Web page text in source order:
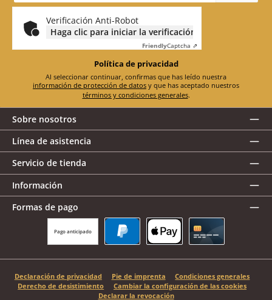
electrónico
Verificación Anti-Robot
Haga clic para iniciar la verificación
FriendlyCaptcha ⇗
Política de privacidad
información de protección de datos
términos y condiciones generales.
Sobre nosotros
Línea de asistencia
Servicio de tienda
Información
Formas de pago
Pago anticipado
Declaración de privacidad Pie de imprenta
Condiciones generales
Derecho de desistimiento
Cambiar la configuración de las cookies
Declarar la revocación